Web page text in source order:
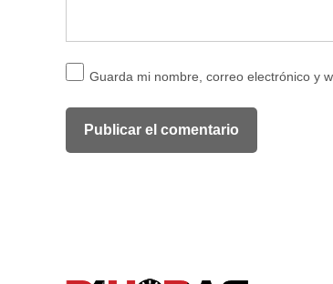
Guarda mi nombre, correo electrónico y